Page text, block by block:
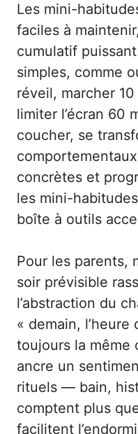
Les mini-
faciles à
cumulatif
simples, comme
réveil, marcher
limiter l’écran 60
coucher, se
concrètes et
les mini-
boîte à outils
Pour les parents,
soir prévisible
l’abstraction du
« demain,
toujours la même
ancre un
rituels — bain,
comptent plus
facilitent